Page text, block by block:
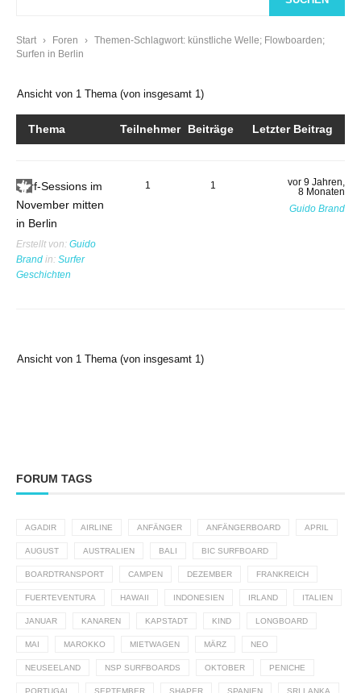
Start › Foren › Themen-Schlagwort: künstliche Welle; Flowboarden;
Surfen in Berlin
Ansicht von 1 Thema (von insgesamt 1)
Thema Teilnehmer Beiträge Letzter Beitrag
Surf-Sessions im
November mitten
in Berlin
Erstellt von: Guido
Brand in: Surfer
Geschichten
1 1
vor 9 Jahren,
8 Monaten
Guido Brand
Ansicht von 1 Thema (von insgesamt 1)
FORUM TAGS
AGADIR AIRLINE ANFÄNGER ANFÄNGERBOARD APRIL
AUGUST AUSTRALIEN BALI BIC SURFBOARD
BOARDTRANSPORT CAMPEN DEZEMBER FRANKREICH
FUERTEVENTURA HAWAII INDONESIEN IRLAND ITALIEN
JANUAR KANAREN KAPSTADT KIND LONGBOARD
MAI MAROKKO MIETWAGEN MÄRZ NEO
NEUSEELAND NSP SURFBOARDS OKTOBER PENICHE
PORTUGAL SEPTEMBER SHAPER SPANIEN SRI LANKA